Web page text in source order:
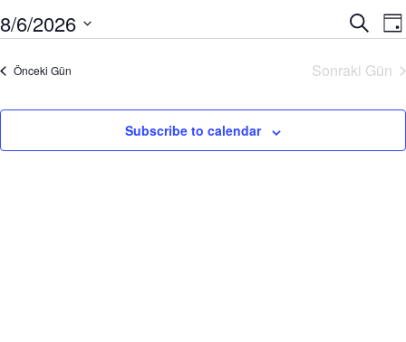
ve
Ara
8/6/2026
seç.
Önceki Gün Sonraki Gün
Subscribe to calendar